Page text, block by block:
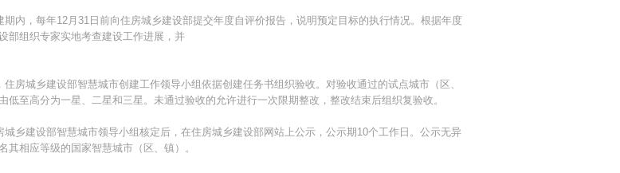
内，每年12月31日前向住房城乡建设部提交年度自评价报告，说明预定目标的执行情况。根据年度
部组织专家实地考查建设工作进展，并
房城乡建设部智慧城市创建工作领导小组依据创建任务书组织验收。对验收通过的试点城市（区、
低至高分为一星、二星和三星。未通过验收的允许进行一次限期整改，整改结束后组织复验收。
乡建设部智慧城市领导小组核定后，在住房城乡建设部网站上公示，公示期10个工作日。公示无异
其相应等级的国家智慧城市（区、镇）。